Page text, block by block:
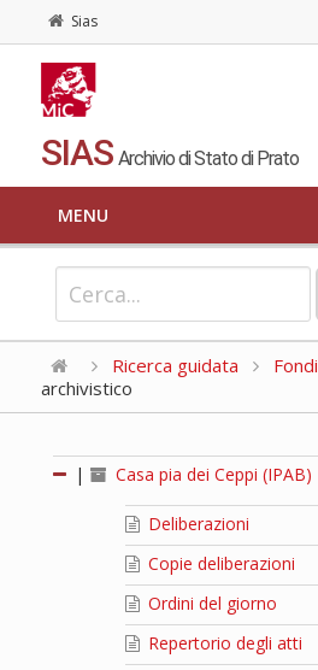
Sias
SIAS Archivio di Stato di Prato
MENU
Ricerca guidata Fondi
archivistico
| Casa pia dei Ceppi (IPAB)
Deliberazioni
Copie deliberazioni
Ordini del giorno
Repertorio degli atti